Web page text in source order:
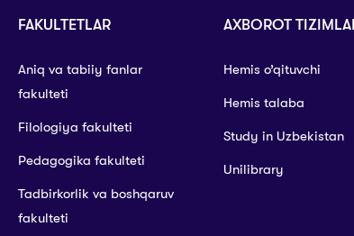
FAKULTETLAR
Aniq va tabiiy fanlar
fakulteti
Filologiya fakulteti
Pedagogika fakulteti
Tadbirkorlik va boshqaruv
fakulteti
AXBOROT
Hemis o’qituvchi
Hemis talaba
Study in Uzbekistan
Unilibrary